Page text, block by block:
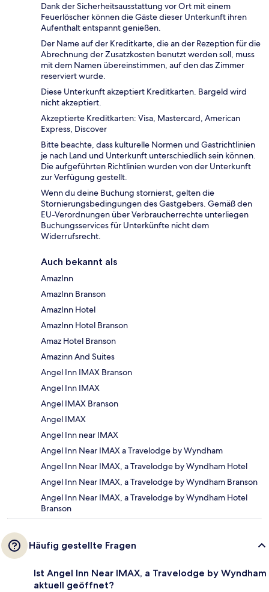
Dank der Sicherheitsausstattung vor Ort mit einem
Feuerlöscher können die Gäste dieser Unterkunft ihren
Aufenthalt entspannt genießen.
Der Name auf der Kreditkarte, die an der Rezeption für die
Abrechnung der Zusatzkosten benutzt werden soll, muss
mit dem Namen übereinstimmen, auf den das Zimmer
reserviert wurde.
Diese Unterkunft akzeptiert Kreditkarten. Bargeld wird
nicht akzeptiert.
Akzeptierte Kreditkarten: Visa, Mastercard, American
Express, Discover
Bitte beachte, dass kulturelle Normen und Gastrichtlinien
je nach Land und Unterkunft unterschiedlich sein können.
Die aufgeführten Richtlinien wurden von der Unterkunft
zur Verfügung gestellt.
Wenn du deine Buchung stornierst, gelten die
Stornierungsbedingungen des Gastgebers. Gemäß den
EU-Verordnungen über Verbraucherrechte unterliegen
Buchungsservices für Unterkünfte nicht dem
Widerrufsrecht.
Auch bekannt als
AmazInn
AmazInn Branson
AmazInn Hotel
AmazInn Hotel Branson
Amaz Hotel Branson
Amazinn And Suites
Angel Inn IMAX Branson
Angel Inn IMAX
Angel IMAX Branson
Angel IMAX
Angel Inn near IMAX
Angel Inn Near IMAX a Travelodge by Wyndham
Angel Inn Near IMAX, a Travelodge by Wyndham Hotel
Angel Inn Near IMAX, a Travelodge by Wyndham Branson
Angel Inn Near IMAX, a Travelodge by Wyndham Hotel
Branson
Häufig gestellte Fragen
Ist Angel Inn Near IMAX, a Travelodge by Wyndham
aktuell geöffnet?